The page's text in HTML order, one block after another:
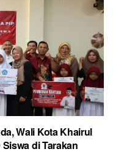
Wali Kota Khairul
di Tarakan